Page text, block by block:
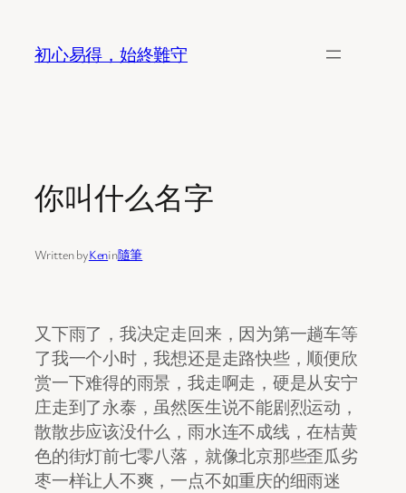
content
初心易得，始終難守
你叫什么名字
Written byKenin隨筆
又下雨了，我决定走回来，因为第一趟车等
了我一个小时，我想还是走路快些，顺便欣
赏一下难得的雨景，我走啊走，硬是从安宁
庄走到了永泰，虽然医生说不能剧烈运动，
散散步应该没什么，雨水连不成线，在桔黄
色的街灯前七零八落，就像北京那些歪瓜劣
枣一样让人不爽，一点不如重庆的细雨迷